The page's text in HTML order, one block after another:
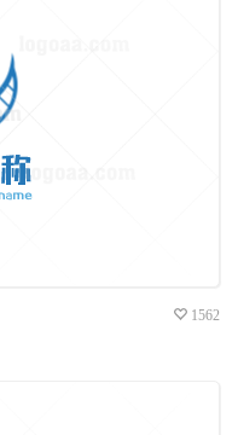
1562